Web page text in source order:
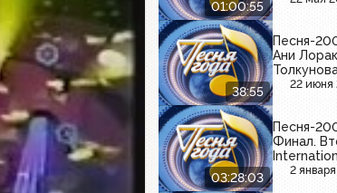
01:00:55
38:55
Песня-
Ани
Лолита,
22 июня
03:28:03
Песня-
Финал.
Валерий
2